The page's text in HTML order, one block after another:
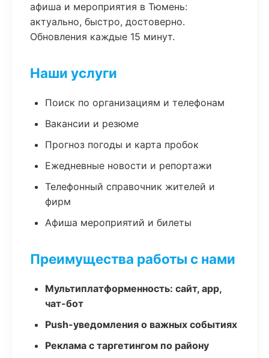
афиша и мероприятия в Тюмень:
актуально, быстро, достоверно.
Обновления каждые 15 минут.
Наши услуги
Поиск по организациям и телефонам
Вакансии и резюме
Прогноз погоды и карта пробок
Ежедневные новости и репортажи
Телефонный справочник жителей и
фирм
Афиша мероприятий и билеты
Преимущества работы с нами
Мультиплатформенность: сайт, app,
чат-бот
Push-уведомления о важных событиях
Реклама с таргетингом по району